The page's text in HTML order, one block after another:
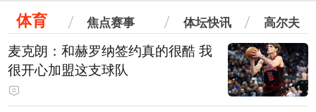
体育 焦点赛事 体坛快讯 高尔夫
麦克朗：和赫罗纳签约真的很酷 我
很开心加盟这支球队